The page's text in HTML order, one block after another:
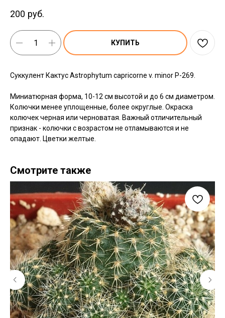
200 руб.
КУПИТЬ
Суккулент Кактус Astrophytum capricorne v. minor P-269.
Миниатюрная форма, 10-12 см высотой и до 6 см диаметром.
Колючки менее уплощенные, более округлые. Окраска
колючек черная или черноватая. Важный отличительный
признак - колючки с возрастом не отламываются и не
опадают. Цветки желтые.
Смотрите также